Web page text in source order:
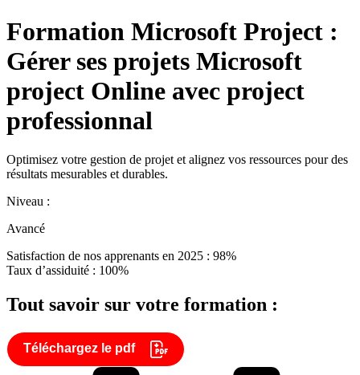
Formation Microsoft Project :
Gérer ses projets Microsoft
project Online avec project
professionnal
Optimisez votre gestion de projet et alignez vos ressources pour des
résultats mesurables et durables.
Niveau :
Avancé
Satisfaction de nos apprenants en 2025 : 98%
Taux d’assiduité : 100%
Tout savoir sur votre formation :
Téléchargez le pdf